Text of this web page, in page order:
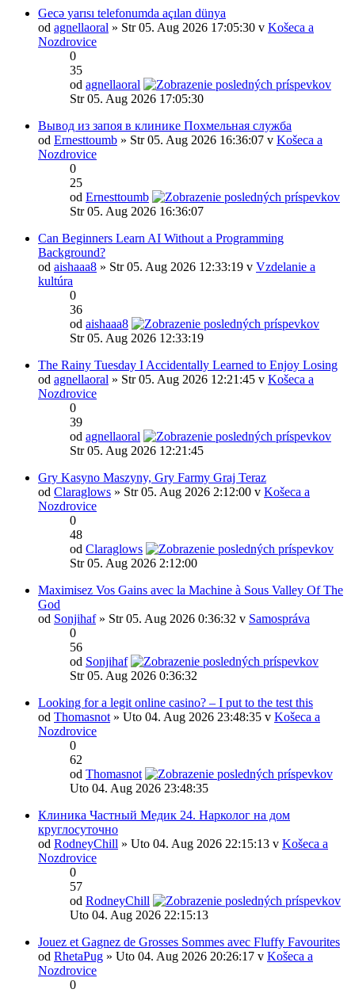
Gecə yarısı telefonumda açılan dünya
od agnellaoral » Str 05. Aug 2026 17:05:30 v Košeca a
Nozdrovice
0
35
od agnellaoral
Str 05. Aug 2026 17:05:30
Вывод из запоя в клинике Похмельная служба
od Ernesttoumb » Str 05. Aug 2026 16:36:07 v Košeca a
Nozdrovice
0
25
od Ernesttoumb
Str 05. Aug 2026 16:36:07
Can Beginners Learn AI Without a Programming
Background?
od aishaaa8 » Str 05. Aug 2026 12:33:19 v Vzdelanie a
kultúra
0
36
od aishaaa8
Str 05. Aug 2026 12:33:19
The Rainy Tuesday I Accidentally Learned to Enjoy Losing
od agnellaoral » Str 05. Aug 2026 12:21:45 v Košeca a
Nozdrovice
0
39
od agnellaoral
Str 05. Aug 2026 12:21:45
Gry Kasyno Maszyny, Gry Farmy Graj Teraz
od Claraglows » Str 05. Aug 2026 2:12:00 v Košeca a
Nozdrovice
0
48
od Claraglows
Str 05. Aug 2026 2:12:00
Maximisez Vos Gains avec la Machine à Sous Valley Of The
God
od Sonjihaf» Str 05. Aug 2026 0:36:32 v Samospráva
0
56
od Sonjihaf
Str 05. Aug 2026 0:36:32
Looking for a legit online casino? – I put to the test this
od Thomasnot » Uto 04. Aug 2026 23:48:35 v Košeca a
Nozdrovice
0
62
od Thomasnot
Uto 04. Aug 2026 23:48:35
Клиника Частный Медик 24. Нарколог на дом
круглосуточно
od RodneyChill » Uto 04. Aug 2026 22:15:13 v Košeca a
Nozdrovice
0
57
od RodneyChill
Uto 04. Aug 2026 22:15:13
Jouez et Gagnez de Grosses Sommes avec Fluffy Favourites
od RhetaPug » Uto 04. Aug 2026 20:26:17 v Košeca a
Nozdrovice
0